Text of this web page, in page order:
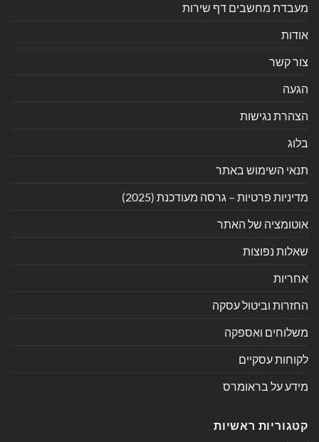
מעבדת מחשבים דף שירות
אודות
צור קשר
הגעה
הצהרת נגישות
בלוג
תנאי השימוש באתר
מדיניות פרטיות – גרסה מעודכנת (2025)
אוטומציה של האתר
שאלות נפוצות
אחריות
החזרות וביטול עסקה
משלוחים ואספקה
לקוחות עסקיים
מידע על בראומרס
קטגוריות ראשיות